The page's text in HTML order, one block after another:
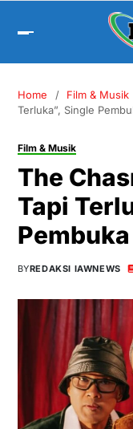
Home Film & Musik
Terluka”, Single
Film & Musik
The
Tapi
BYREDAKSI IAWNEWS